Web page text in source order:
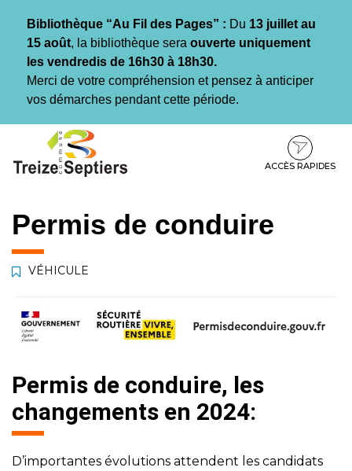
Bibliothèque “Au Fil des Pages” : Du 13 juillet au
15 août, la bibliothèque sera ouverte uniquement
les vendredis de 16h30 à 18h30.
Merci de votre compréhension et pensez à anticiper
vos démarches pendant cette période.
contenu
pied
ACCÈS RAPIDES
Permis de conduire
VÉHICULE
Permis de conduire, les
changements en 2024:
D’importantes évolutions attendent les candidats